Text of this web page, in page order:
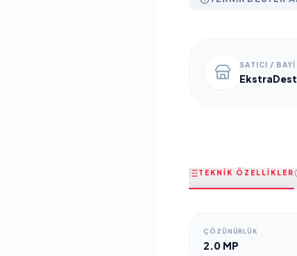
SATICI / BAYI
TEKNİK ÖZELLİKLER
ÇÖZÜNÜRLÜK
2.0 MP